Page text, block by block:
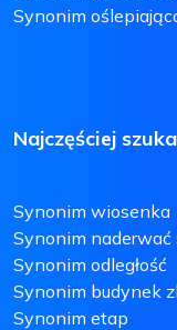
Synonim
Najczęściej
Synonim wiosenka
Synonim naderwać
Synonim odległość
Synonim budynek
Synonim etap